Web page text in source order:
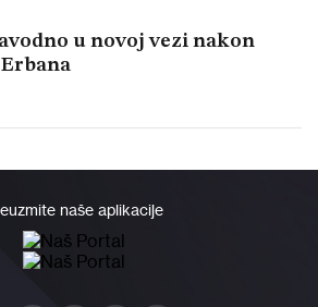
u novoj vezi nakon
naše aplikacije